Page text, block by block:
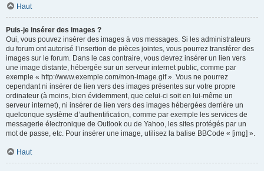
Haut
Puis-je insérer des images ?
Oui, vous pouvez insérer des images à vos messages. Si les administrateurs
du forum ont autorisé l’insertion de pièces jointes, vous pourrez transférer des
images sur le forum. Dans le cas contraire, vous devrez insérer un lien vers
une image distante, hébergée sur un serveur internet public, comme par
exemple « http://www.exemple.com/mon-image.gif ». Vous ne pourrez
cependant ni insérer de lien vers des images présentes sur votre propre
ordinateur (à moins, bien évidemment, que celui-ci soit en lui-même un
serveur internet), ni insérer de lien vers des images hébergées derrière un
quelconque système d’authentification, comme par exemple les services de
messagerie électronique de Outlook ou de Yahoo, les sites protégés par un
mot de passe, etc. Pour insérer une image, utilisez la balise BBCode « [img] ».
Haut